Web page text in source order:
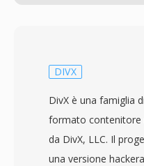
DIVX
DivX è una famiglia
formato contenitore
da DivX, LLC. Il
una versione